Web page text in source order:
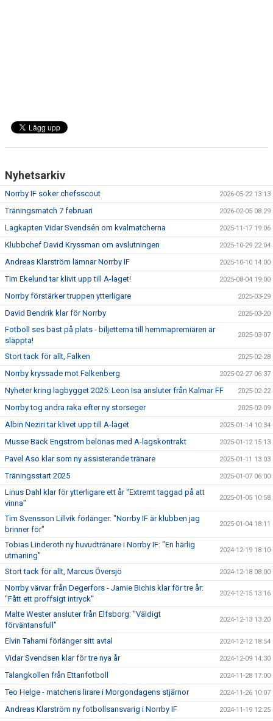
Nyhetsarkiv
Norrby IF söker chefsscout 2026-05-22 13:13
Träningsmatch 7 februari 2026-02-05 08:29
Lagkapten Vidar Svendsén om kvalmatcherna 2025-11-17 19:06
Klubbchef David Kryssman om avslutningen 2025-10-29 22:04
Andreas Klarström lämnar Norrby IF 2025-10-10 14:00
Tim Ekelund tar klivit upp till A-laget! 2025-08-04 19:00
Norrby förstärker truppen ytterligare 2025-03-29
David Bendrik klar för Norrby 2025-03-20
Fotboll ses bäst på plats - biljetterna till hemmapremiären är
släppta!
2025-03-07
Stort tack för allt, Falken 2025-02-28
Norrby kryssade mot Falkenberg 2025-02-27 06:37
Nyheter kring lagbygget 2025: Leon Isa ansluter från Kalmar FF 2025-02-22
Norrby tog andra raka efter ny storseger 2025-02-09
Albin Neziri tar klivet upp till A-laget 2025-01-14 10:34
Musse Bäck Engström belönas med A-lagskontrakt 2025-01-12 15:13
Pavel Aso klar som ny assisterande tränare 2025-01-11 13:03
Träningsstart 2025 2025-01-07 06:00
Linus Dahl klar för ytterligare ett år "Extremt taggad på att
vinna"
2025-01-05 10:58
Tim Svensson Lillvik förlänger: "Norrby IF är klubben jag
brinner för"
2025-01-04 18:11
Tobias Linderoth ny huvudtränare i Norrby IF: "En härlig
utmaning"
2024-12-19 18:10
Stort tack för allt, Marcus Översjö 2024-12-18 08:00
Norrby värvar från Degerfors - Jamie Bichis klar för tre år:
"Fått ett proffsigt intryck"
2024-12-15 13:16
Malte Wester ansluter från Elfsborg: "Väldigt
förväntansfull"
2024-12-13 13:20
Elvin Tahami förlänger sitt avtal 2024-12-12 18:54
Vidar Svendsen klar för tre nya år 2024-12-09 14:30
Talangkollen från Ettanfotboll 2024-11-28 17:00
Teo Helge - matchens lirare i Morgondagens stjärnor 2024-11-26 10:07
Andreas Klarström ny fotbollsansvarig i Norrby IF 2024-11-19 12:25